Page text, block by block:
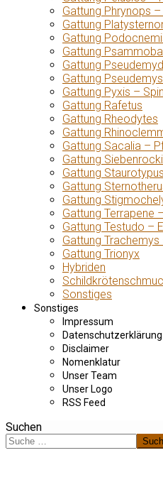
Gattung Phrynops
Gattung
Gattung
Gattung
Gattung
Gattung
Gattung Pyxis –
Gattung Rafetus
Gattung Rheodytes
Gattung
Gattung Sacalia –
Gattung
Gattung
Gattung
Gattung
Gattung Terrapene
Gattung Testudo –
Gattung
Gattung Trionyx
Hybriden
Sonstiges
Sonstiges
Impressum
Datenschutzerklärung
Disclaimer
Nomenklatur
Unser Team
Unser Logo
RSS Feed
Suchen